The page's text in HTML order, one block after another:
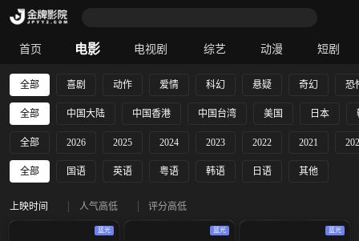
首页 电影 电视剧 综艺 动漫 短剧
全部 喜剧 动作 爱情 科幻 悬疑 奇幻 恐
全部 中国大陆 中国香港 中国台湾 美国 日本
全部 2026 2025 2024 2023 2022 2021
全部 国语 英语 粤语 韩语 日语 其他
上映时间 人气高低 评分高低
蓝光 蓝光 蓝光